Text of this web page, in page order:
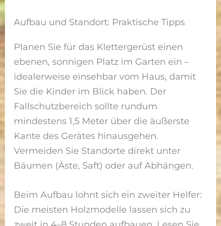
Aufbau und Standort: Praktische Tipps
Planen Sie für das Klettergerüst einen
ebenen, sonnigen Platz im Garten ein –
idealerweise einsehbar vom Haus, damit
Sie die Kinder im Blick haben. Der
Fallschutzbereich sollte rundum
mindestens 1,5 Meter über die äußerste
Kante des Gerätes hinausgehen.
Vermeiden Sie Standorte direkt unter
Bäumen (Äste, Saft) oder auf Abhängen.
Beim Aufbau lohnt sich ein zweiter Helfer:
Die meisten Holzmodelle lassen sich zu